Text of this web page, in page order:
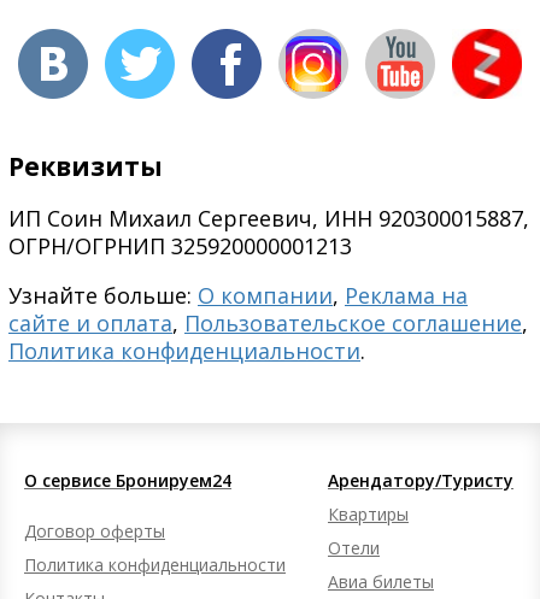
Реквизиты
ИП Соин Михаил Сергеевич, ИНН 920300015887,
ОГРН/ОГРНИП 325920000001213
Узнайте больше: О компании, Реклама на
сайте и оплата, Пользовательское соглашение,
Политика конфиденциальности.
О сервисе Бронируем24
Договор оферты
Политика конфиденциальности
Арендатору/Туристу
Квартиры
Отели
Авиа билеты